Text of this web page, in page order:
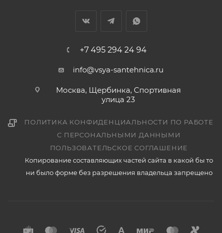
+7 495 294 24 94
info@vsya-santehnica.ru
Москва, Щербинка, Спортивная
улица 23
ПОЛИТИКА КОНФИДЕНЦИАЛЬНОСТИ ПО РАБОТЕ
С ПЕРСОНАЛЬНЫМИ ДАННЫМИ
ПОЛЬЗОВАТЕЛЬСКОЕ СОГЛАШЕНИЕ
Копирование составляющих частей сайта в какой бы то
ни было форме без разрешения владельца запрещено